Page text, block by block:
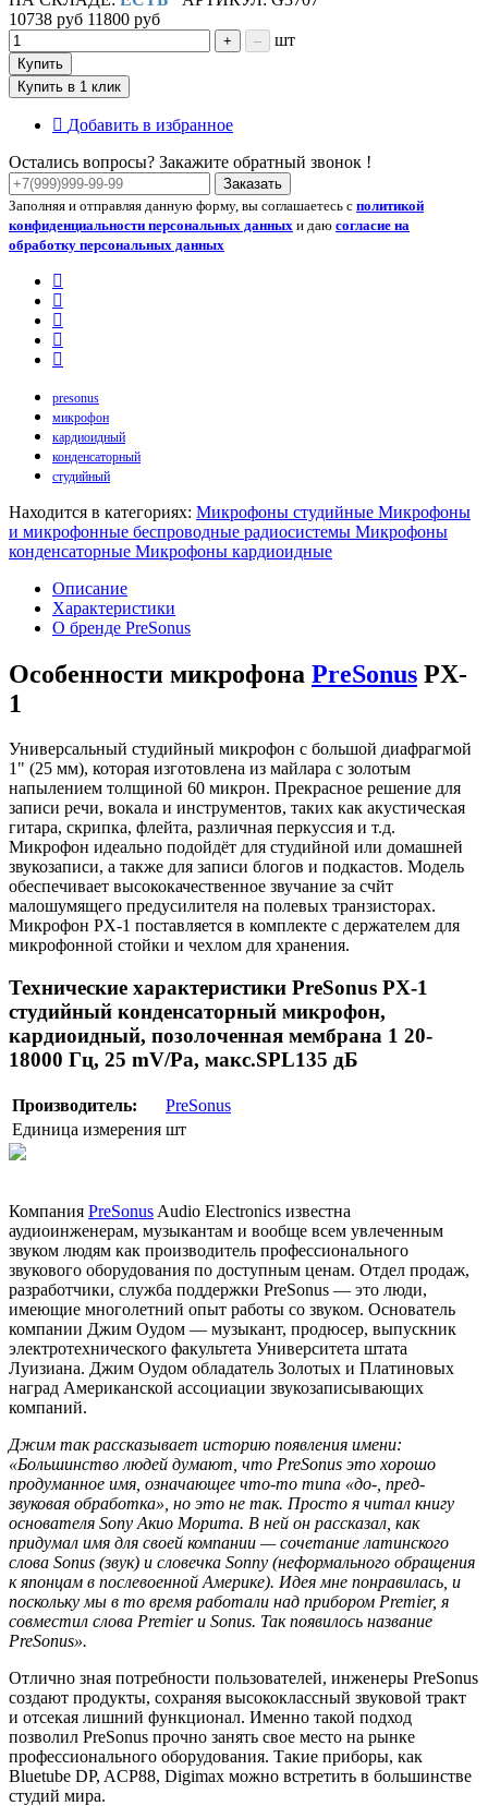
10738 руб 11800 руб
+ – шт
Купить
Купить в 1 клик
Добавить в избранное
Остались вопросы? Закажите обратный звонок !
Заказать
Заполняя и отправляя данную форму, вы соглашаетесь с политикой
конфиденциальности персональных данных и даю согласие на
обработку персональных данных
presonus
микрофон
кардиоидный
конденсаторный
студийный
Находится в категориях: Микрофоны студийные Микрофоны
и микрофонные беспроводные радиосистемы Микрофоны
конденсаторные Микрофоны кардиоидные
Описание
Характеристики
О бренде PreSonus
Особенности микрофона PreSonus PX-
1
Универсальный студийный микрофон с большой диафрагмой
1" (25 мм), которая изготовлена из майлара с золотым
напылением толщиной 60 микрон. Прекрасное решение для
записи речи, вокала и инструментов, таких как акустическая
гитара, скрипка, флейта, различная перкуссия и т.д.
Микрофон идеально подойдёт для студийной или домашней
звукозаписи, а также для записи блогов и подкастов. Модель
обеспечивает высококачественное звучание за счйт
малошумящего предусилителя на полевых транзисторах.
Микрофон PX-1 поставляется в комплекте с держателем для
микрофонной стойки и чехлом для хранения.
Технические характеристики PreSonus PX-1
студийный конденсаторный микрофон,
кардиоидный, позолоченная мембрана 1 20-
18000 Гц, 25 mV/Pa, макс.SPL135 дБ
Производитель:
PreSonus
Единица измерения шт
Компания PreSonus Audio Electronics известна
аудиоинженерам, музыкантам и вообще всем увлеченным
звуком людям как производитель профессионального
звукового оборудования по доступным ценам. Отдел продаж,
разработчики, служба поддержки PreSonus — это люди,
имеющие многолетний опыт работы со звуком. Основатель
компании Джим Оудом — музыкант, продюсер, выпускник
электротехнического факультета Университета штата
Луизиана. Джим Оудом обладатель Золотых и Платиновых
наград Американской ассоциации звукозаписывающих
компаний.
Джим так рассказывает историю появления имени:
«Большинство людей думают, что PreSonus это хорошо
продуманное имя, означающее что-то типа «до-, пред-
звуковая обработка», но это не так. Просто я читал книгу
основателя Sony Акио Морита. В ней он рассказал, как
придумал имя для своей компании — сочетание латинского
слова Sonus (звук) и словечка Sonny (неформального обращения
к японцам в послевоенной Америке). Идея мне понравилась, и
поскольку мы в то время работали над прибором Premier, я
совместил слова Premier и Sonus. Так появилось название
PreSonus».
Отлично зная потребности пользователей, инженеры PreSonus
создают продукты, сохраняя высококлассный звуковой тракт
и отсекая лишний функционал. Именно такой подход
позволил PreSonus прочно занять свое место на рынке
профессионального оборудования. Такие приборы, как
Bluetube DP, ACP88, Digimax можно встретить в большинстве
студий мира.